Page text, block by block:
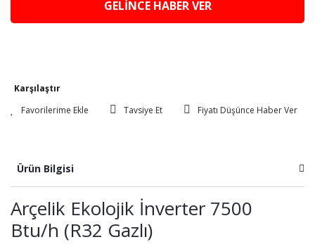
GELİNCE HABER VER
Karşılaştır
Tavsiye Et
Fiyatı Düşünce Haber Ver
Ürün Bilgisi
Arçelik Ekolojik İnverter 7500
Btu/h (R32 Gazlı)